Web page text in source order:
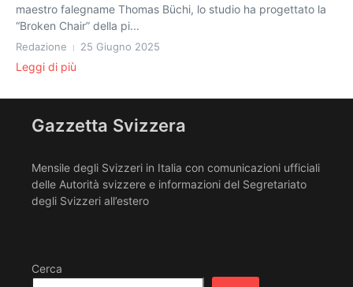
maestro falegname Thomas Büchi, lo studio ha progettato la
“Broken Chair” della pi...
Redazione 25 Giugno 2025
Leggi di più
Gazzetta Svizzera
Mensile degli Svizzeri in Italia con comunicazioni ufficiali
delle Autorità svizzere e informazioni del Segretariato
degli Svizzeri all’estero
Cerca